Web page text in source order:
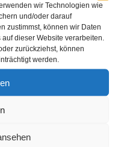
wir Technologien wie
und/oder darauf
zustimmst, können wir Daten
dieser Website verarbeiten.
zurückziehst, können
werden.